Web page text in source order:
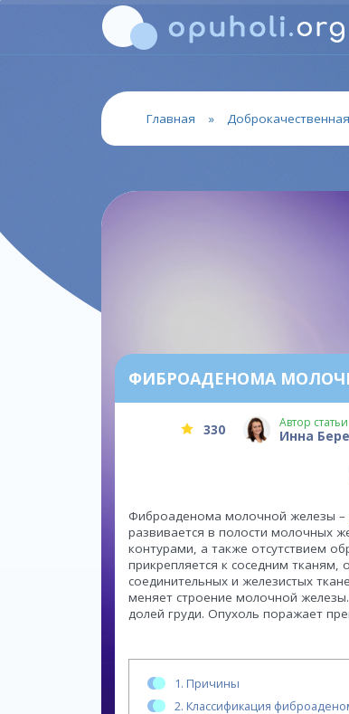
Главная »
ФИБРОАДЕНОМА
330 Автор статьи
Инна
Фиброаденома молочной железы –
развивается в полости молочных
контурами, а также отсутствием
прикрепляется к соседним
соединительных и железистых
меняет строение молочной
долей груди. Опухоль поражает
1. Причины
2. Классификация